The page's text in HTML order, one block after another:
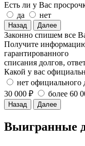
Есть ли у Вас
да
нет
Назад Далее
Законно спишем все
Получите
гарантированного
списания долгов,
Какой у вас
нет официального
30 000 ₽
более 60
Назад Далее
Выигранные